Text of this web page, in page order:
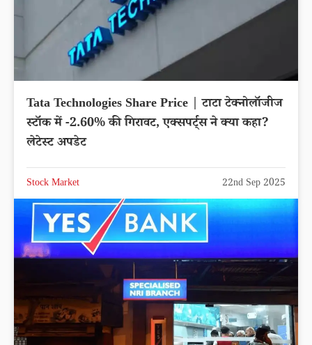
Tata Technologies Share Price | टाटा टेक्नोलॉजीज
स्टॉक में -2.60% की गिरावट, एक्सपर्ट्स ने क्या कहा?
लेटेस्ट अपडेट
Stock Market 22nd Sep 2025